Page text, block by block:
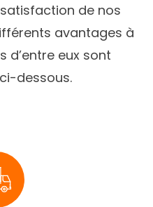
de nos
avantages à
d’entre eux sont
dessous.